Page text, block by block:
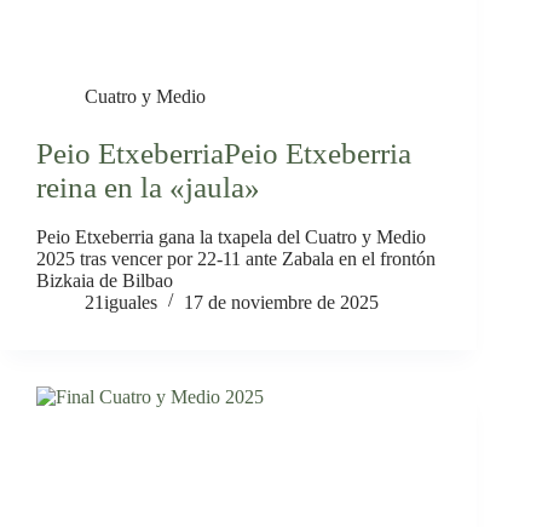
Cuatro y Medio
Peio EtxeberriaPeio Etxeberria
reina en la «jaula»
Peio Etxeberria gana la txapela del Cuatro y Medio
2025 tras vencer por 22-11 ante Zabala en el frontón
Bizkaia de Bilbao
21iguales
17 de noviembre de 2025